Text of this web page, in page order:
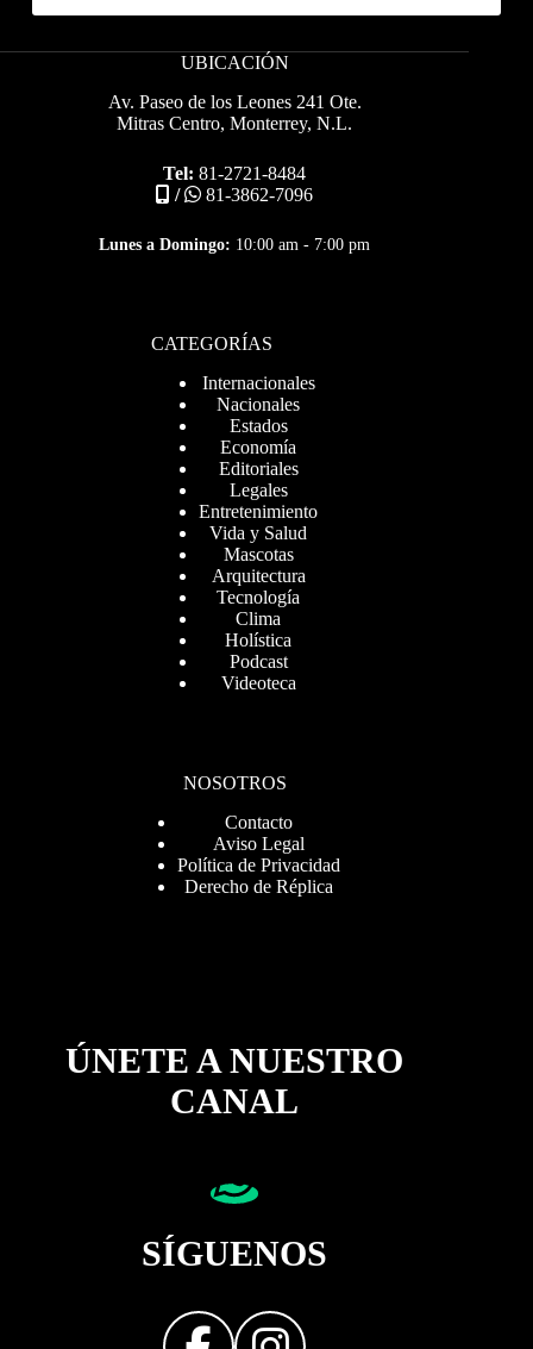
UBICACIÓN
Av. Paseo de los Leones 241 Ote.
Mitras Centro, Monterrey, N.L.
Tel: 81-2721-8484
/
81-3862-7096
Lunes a Domingo: 10:00 am - 7:00 pm
CATEGORÍAS
Internacionales
Nacionales
Estados
Economía
Editoriales
Legales
Entretenimiento
Vida y Salud
Mascotas
Arquitectura
Tecnología
Clima
Holística
Podcast
Videoteca
NOSOTROS
Contacto
Aviso Legal
Política de Privacidad
Derecho de Réplica
ÚNETE A NUESTRO
CANAL
SÍGUENOS